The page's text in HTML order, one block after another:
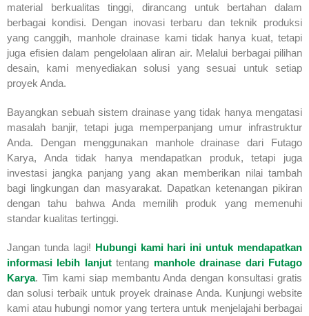
material berkualitas tinggi, dirancang untuk bertahan dalam
berbagai kondisi. Dengan inovasi terbaru dan teknik produksi
yang canggih, manhole drainase kami tidak hanya kuat, tetapi
juga efisien dalam pengelolaan aliran air. Melalui berbagai pilihan
desain, kami menyediakan solusi yang sesuai untuk setiap
proyek Anda.
Bayangkan sebuah sistem drainase yang tidak hanya mengatasi
masalah banjir, tetapi juga memperpanjang umur infrastruktur
Anda. Dengan menggunakan manhole drainase dari Futago
Karya, Anda tidak hanya mendapatkan produk, tetapi juga
investasi jangka panjang yang akan memberikan nilai tambah
bagi lingkungan dan masyarakat. Dapatkan ketenangan pikiran
dengan tahu bahwa Anda memilih produk yang memenuhi
standar kualitas tertinggi.
Jangan tunda lagi! Hubungi kami hari ini untuk mendapatkan
informasi lebih lanjuttentang manhole drainase dari Futago
Karya. Tim kami siap membantu Anda dengan konsultasi gratis
dan solusi terbaik untuk proyek drainase Anda. Kunjungi website
kami atau hubungi nomor yang tertera untuk menjelajahi berbagai